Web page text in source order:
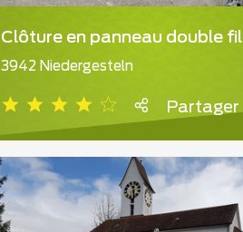
Clôture en panneau double fil
3942 Niedergesteln
Partager